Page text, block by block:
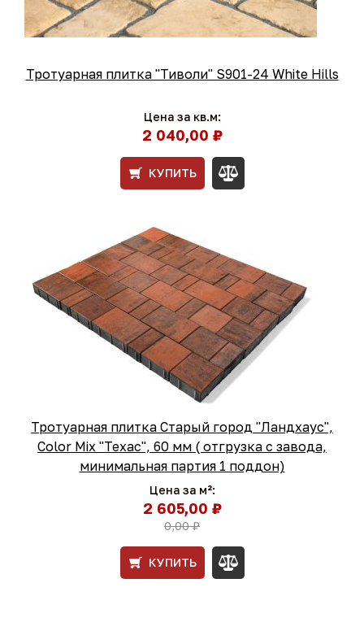
Тротуарная плитка "Тиволи" S901-24 White Hills
Цена за кв.м:
2 040,00 ₽
КУПИТЬ
Тротуарная плитка Старый город "Ландхаус",
Color Mix "Техас", 60 мм ( отгрузка с завода,
минимальная партия 1 поддон)
Цена за м²:
2 605,00 ₽
0,00 ₽
КУПИТЬ